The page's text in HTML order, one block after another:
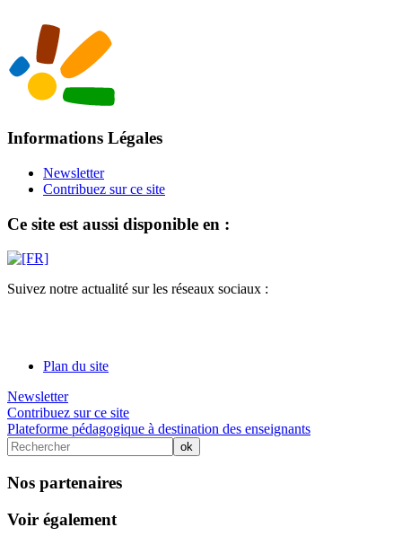
Informations Légales
Newsletter
Contribuez sur ce site
Ce site est aussi disponible en :
Suivez notre actualité sur les réseaux sociaux :
Plan du site
Newsletter
Contribuez sur ce site
Plateforme pédagogique à destination des enseignants
Nos partenaires
Voir également